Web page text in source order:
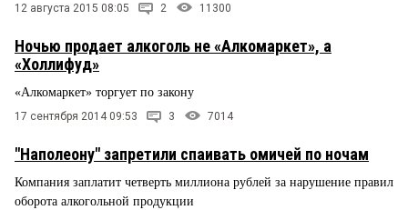
12 августа 2015 08:05 2 11300
Ночью продает алкоголь не «Алкомаркет», а
«Холлифуд»
«Алкомаркет» торгует по закону
17 сентября 2014 09:53 3 7014
"Наполеону" запретили спаивать омичей по ночам
Компания заплатит четверть миллиона рублей за нарушение правил
оборота алкогольной продукции